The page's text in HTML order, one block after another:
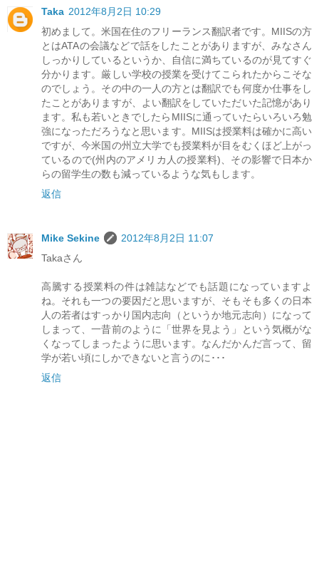
Taka 2012年8月2日 10:29
初めまして。米国在住のフリーランス翻訳者です。MIISの方
とはATAの会議などで話をしたことがありますが、みなさん
しっかりしているというか、自信に満ちているのが見てすぐ
分かります。厳しい学校の授業を受けてこられたからこそな
のでしょう。その中の一人の方とは翻訳でも何度か仕事をし
たことがありますが、よい翻訳をしていただいた記憶があり
ます。私も若いときでしたらMIISに通っていたらいろいろ勉
強になっただろうなと思います。MIISは授業料は確かに高い
ですが、今米国の州立大学でも授業料が目をむくほど上がっ
ているので(州内のアメリカ人の授業料)、その影響で日本か
らの留学生の数も減っているような気もします。
返信
Mike Sekine
2012年8月2日 11:07
Takaさん
高騰する授業料の件は雑誌などでも話題になっていますよ
ね。それも一つの要因だと思いますが、そもそも多くの日本
人の若者はすっかり国内志向（というか地元志向）になって
しまって、一昔前のように「世界を見よう」という気概がな
くなってしまったように思います。なんだかんだ言って、留
学が若い頃にしかできないと言うのに･･･
返信